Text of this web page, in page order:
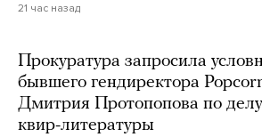
21 час назад
Прокуратура запросила
бывшего гендиректора
Дмитрия Протопопова по
квир-литературы